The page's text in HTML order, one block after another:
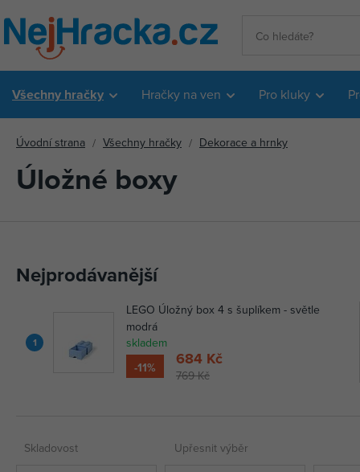
Všechny hračky Hračky na ven Pro kluky
Úvodní strana Všechny hračky Dekorace a hrnky
Úložné boxy
Nejprodávanější
1
LEGO Úložný box 4 s šuplíkem - světle
modrá
skladem
-11%
769 Kč
684 Kč
Skladovost Upřesnit výběr